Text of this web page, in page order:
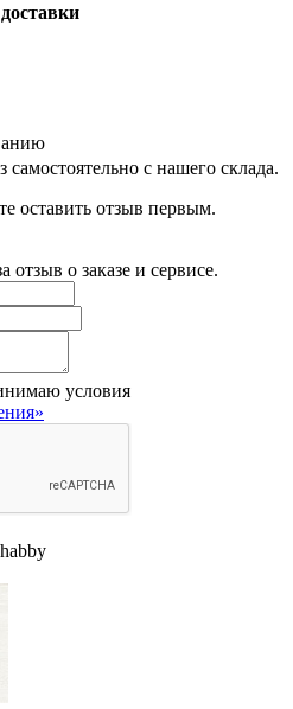
с нашего склада.
оставить отзыв первым.
о заказе и сервисе.
условия